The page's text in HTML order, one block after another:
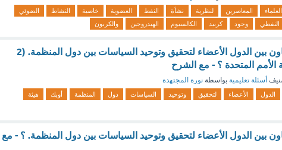
العلماء المعاصرين لنظرية نشأة النفط العضوية خاصية النشاط
الضوئي
النفطي وجود كربيد الكالسيوم الهيدروجين والكربون
من اهدافها التعاون بين الدول الأعضاء لتحقيق وتوحيد السياسات بين دول المنظمة. (2
الأمم المتحدة ؟ - مع الشرح
أسئلة تعليمية بواسطة نورة المجتهدة
الدول الأعضاء لتحقيق وتوحيد السياسات دول المنظمة أوبك
هيئة
بين الدول الأعضاء لتحقيق وتوحيد السياسات بين دول المنظمة. ؟ - مع